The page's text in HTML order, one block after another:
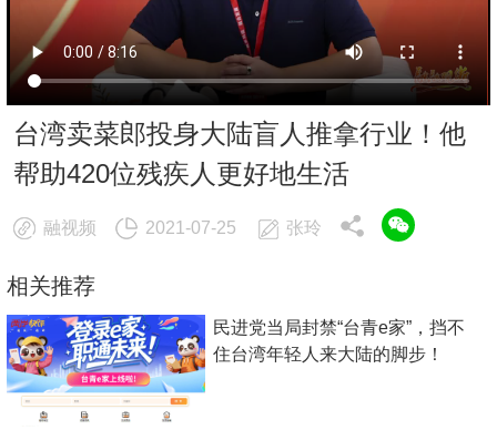
相关推荐
民进党当局封禁“台青e家”，挡不
住台湾年轻人来大陆的脚步！
台湾卖菜郎投身大陆盲人推拿行业！他
帮助420位残疾人更好地生活
融视频 2021-07-25 张玲